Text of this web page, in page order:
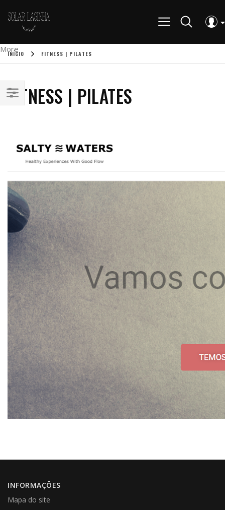
More
INÍCIO FITNESS | PILATES
FITNESS | PILATES
INFORMAÇÕES
Mapa do site